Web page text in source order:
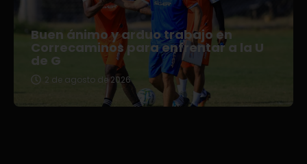
Buen ánimo y arduo trabajo en
Correcaminos para enfrentar a la U
de G
2 de agosto de 2026